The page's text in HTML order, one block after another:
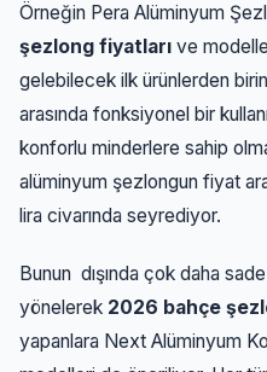
Örneğin Pera Alüminyum
şezlong fiyatları ve
gelebilecek ilk ürünlerden
arasında fonksiyonel bir
konforlu minderlere sahip
alüminyum şezlongun fiyat
lira civarında seyrediyor.
Bunun dışında çok daha
yönelerek 2026 bahçe
yapanlara Next Alüminyum